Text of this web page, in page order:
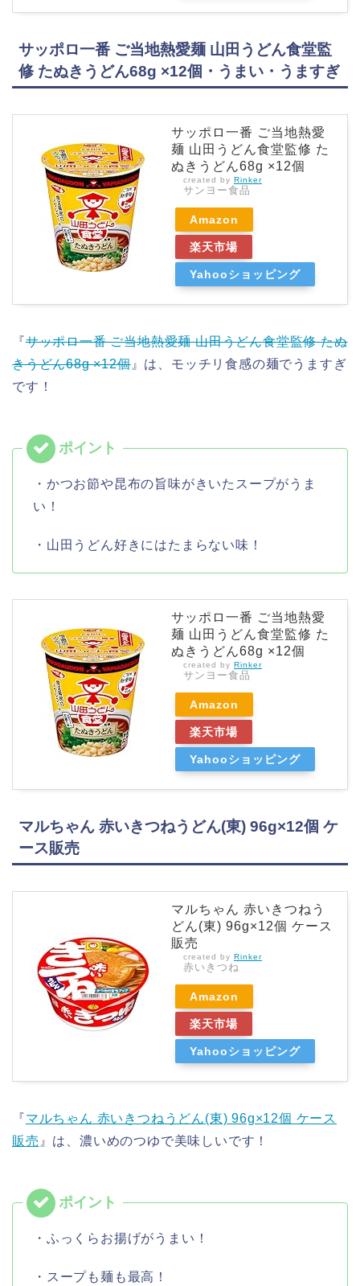
サッポロ一番 ご当地熱愛麺 山田うどん食堂監
修 たぬきうどん68g ×12個・うまい・うますぎ
サッポロ一番 ご当地熱愛
麺 山田うどん食堂監修 た
ぬきうどん68g ×12個
created by Rinker
サンヨー食品
Amazon
楽天市場
Yahooショッピング
『サッポロ一番 ご当地熱愛麺 山田うどん食堂監修 たぬ
きうどん68g ×12個』は、モッチリ食感の麺でうますぎ
です！
・かつお節や昆布の旨味がきいたスープがうま
い！
・山田うどん好きにはたまらない味！
サッポロ一番 ご当地熱愛
麺 山田うどん食堂監修 た
ぬきうどん68g ×12個
created by Rinker
サンヨー食品
Amazon
楽天市場
Yahooショッピング
マルちゃん 赤いきつねうどん(東) 96g×12個 ケ
ース販売
マルちゃん 赤いきつねう
どん(東) 96g×12個 ケース
販売
created by Rinker
赤いきつね
Amazon
楽天市場
Yahooショッピング
『マルちゃん 赤いきつねうどん(東) 96g×12個 ケース
販売 』は、濃いめのつゆで美味しいです！
・ふっくらお揚げがうまい！
・スープも麺も最高！